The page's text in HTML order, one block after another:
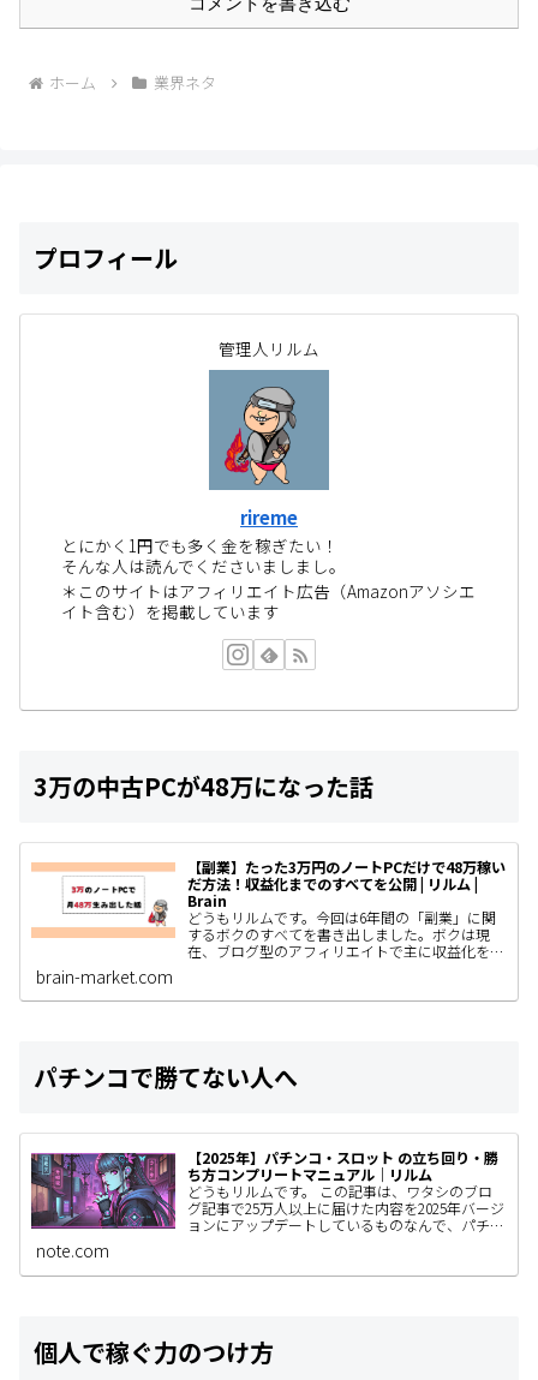
ホーム 業界ネタ
プロフィール
管理人リルム
rireme
とにかく1円でも多く金を稼ぎたい！
そんな人は読んでくださいましまし。
＊このサイトはアフィリエイト広告（Amazonアソシエ
イト含む）を掲載しています
3万の中古PCが48万になった話
【副業】たった3万円のノートPCだけで48万稼い
だ方法！収益化までのすべてを公開 | リルム |
Brain
どうもリルムです。今回は6年間の「副業」に関
するボクのすべてを書き出しました。ボクは現
在、ブログ型のアフィリエイトで主に収益化をし
brain-market.com
パチンコで勝てない人へ
【2025年】パチンコ・スロット の立ち回り・勝
ち方コンプリートマニュアル｜リルム
どうもリルムです。 この記事は、ワタシのブロ
グ記事で25万人以上に届けた内容を2025年バージ
ョンにアップデートしているものなんで、パチン
note.com
個人で稼ぐ力のつけ方